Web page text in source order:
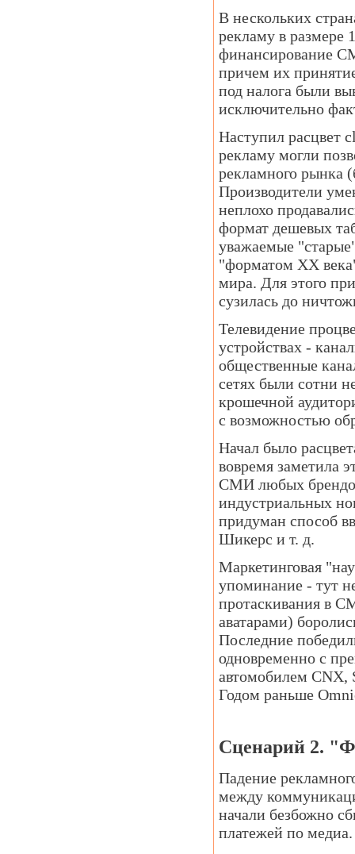
В нескольких
рекламу в размере
финансирование
причем их
под налога были
исключительно
Наступил расцвет
рекламу могли
рекламного рынка
Производители
неплохо
формат дешевых
уважаемые
"форматом ХХ века"
мира. Для этого
сузилась до
Телевидение
устройствах -
общественные
сетях были сотни
крошечной
с возможностью
Начал было
вовремя заметила
СМИ любых
индустриальных
придуман способ
Шикерс и т. д.
Маркетинговая
упоминание - тут
протаскивания в
аватарами)
Последние
одновременно с
автомобилем CNX,
Годом раньше
Сценарий 2.
Падение
между
начали безбожно
платежей по медиа.